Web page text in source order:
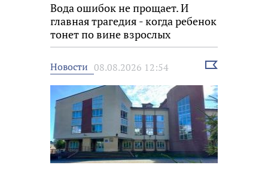
Вода ошибок не прощает. И
главная трагедия - когда ребенок
тонет по вине взрослых
Новости 08.08.2026 12:54
Выбрать